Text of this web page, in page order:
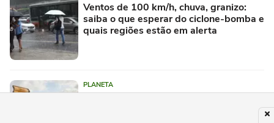
Ventos de 100 km/h, chuva, granizo:
saiba o que esperar do ciclone-bomba e
quais regiões estão em alerta
PLANETA